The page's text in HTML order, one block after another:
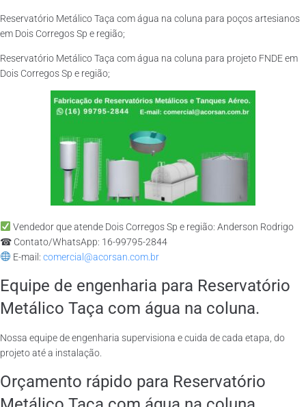
Reservatório Metálico Taça com água na coluna para poços artesianos
em Dois Corregos Sp e região;
Reservatório Metálico Taça com água na coluna para projeto FNDE em
Dois Corregos Sp e região;
Vendedor que atende Dois Corregos Sp e região: Anderson Rodrigo
☎ Contato/WhatsApp: 16-99795-2844
E-mail: comercial@acorsan.com.br
Equipe de engenharia para Reservatório
Metálico Taça com água na coluna.
Nossa equipe de engenharia supervisiona e cuida de cada etapa, do
projeto até a instalação.
Orçamento rápido para Reservatório